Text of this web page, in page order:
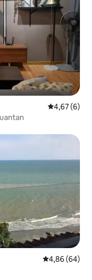
4,67 de uma
4,67 (6)
4,86 de uma
4,86 (64)